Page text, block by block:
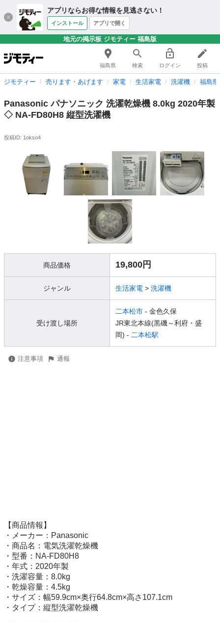
アプリならお得な情報を見逃さない！
インストール アプリで開く
地元の掲示板 ジモティー 福島版
福島県 検索 ログイン 投稿
ジモティー 売ります・あげます 家電 生活家電 洗濯機 福島
Panasonic パナソニック 洗濯乾燥機 8.0kg 2020年製
◇ NA-FD80H8 縦型洗濯機
投稿ID: 1okso4
商品価格 19,800円
ジャンル 生活家電 > 洗濯機
受け渡し場所
二本松市 - 金色久保
JR東北本線(黒磯～利府・盛
岡) - 二本松駅
注意事項 通報
【商品情報】
・メーカー：Panasonic
・商品名：電気洗濯乾燥機
・型番：NA-FD80H8
・年式：2020年製
・洗濯容量：8.0kg
・乾燥容量：4.5kg
・サイズ：幅59.9cm×奥行64.8cm×高さ107.1cm
・タイプ：縦型洗濯乾燥機